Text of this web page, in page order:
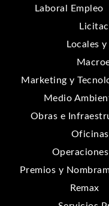
Laboral Empleo
Locales
Marketing y
Medio
Obras e
Oficinas
Premios y
Remax